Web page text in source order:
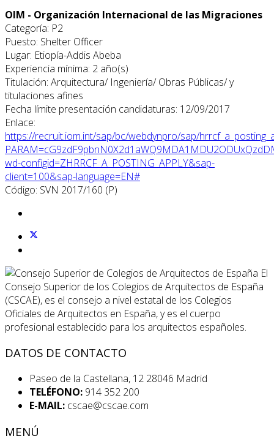
OIM - Organización Internacional de las Migraciones
Categoría: P2
Puesto: Shelter Officer
Lugar: Etiopía-Addis Abeba
Experiencia mínima: 2 año(s)
Titulación: Arquitectura/ Ingeniería/ Obras Públicas/ y
titulaciones afines
Fecha límite presentación candidaturas: 12/09/2017
Enlace:
https://recruit.iom.int/sap/bc/webdynpro/sap/
wd-configid=ZHRRCF_A_POSTING_APPLY&sap-
client=100&sap-language=EN#
Código: SVN 2017/160 (P)
El
Consejo Superior de los Colegios de Arquitectos de España
(CSCAE), es el consejo a nivel estatal de los Colegios
Oficiales de Arquitectos en España, y es el cuerpo
profesional establecido para los arquitectos españoles.
DATOS DE CONTACTO
Paseo de la Castellana, 12 28046 Madrid
TELÉFONO: 914 352 200
E-MAIL: cscae@cscae.com
MENÚ